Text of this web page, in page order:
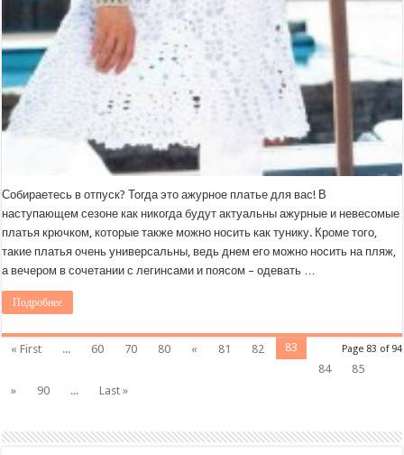
Собираетесь в отпуск? Тогда это ажурное платье для вас! В
наступающем сезоне как никогда будут актуальны ажурные и невесомые
платья крючком, которые также можно носить как тунику. Кроме того,
такие платья очень универсальны, ведь днем его можно носить на пляж,
а вечером в сочетании с легинсами и поясом – одевать …
Подробнее
Page 83 of 94
« First ... 60 70 80 « 81 82
83
84
85
»
90 ... Last »